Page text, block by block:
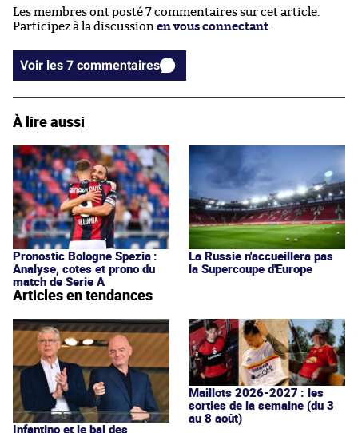
Les membres ont posté 7 commentaires sur cet article.
Participez à la discussion en vous connectant
Voir les 7 commentaires
À lire aussi
Pronostic Bologne Spezia :
Analyse, cotes et prono du
match de Serie A
La Russie n'accueillera pas
la Supercoupe d'Europe
Articles en tendances
Infantino et le bal des
Maillots 2026-2027 : les
sorties de la semaine (du 3
au 8 août)